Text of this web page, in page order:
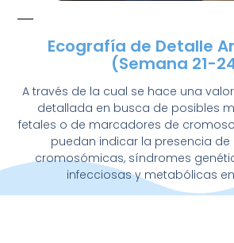
Ecografía de Detalle
(Semana 21-
A través de la cual se hace una
detallada en busca de posibles
fetales o de marcadores de
puedan indicar la presencia de
cromosómicas, síndromes
infecciosas y metabólicas